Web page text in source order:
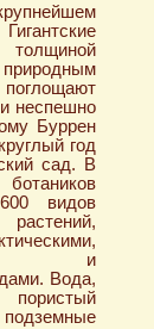
толщиной
неспешно
Буррен
год
сад. В
видов
и
Вода,
пористый